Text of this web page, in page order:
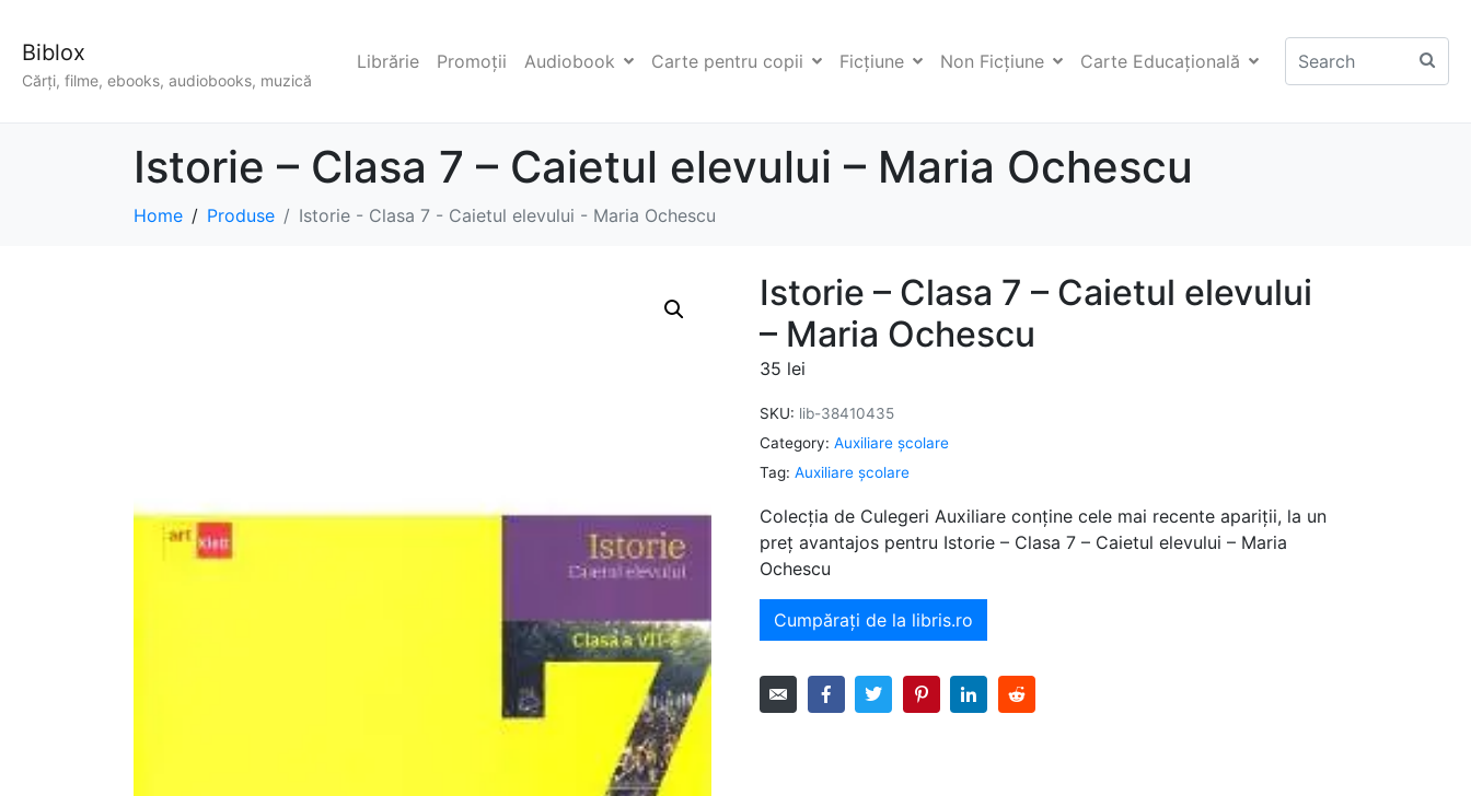
Biblox
Cărți, filme, ebooks, audiobooks, muzică
Librărie Promoții Audiobook Carte pentru copii Ficţiune Non Ficţiune Carte Educaţională
Istorie – Clasa 7 – Caietul elevului – Maria Ochescu
Home Produse Istorie - Clasa 7 - Caietul elevului - Maria Ochescu
Istorie – Clasa 7 – Caietul elevului
– Maria Ochescu
35 lei
SKU: lib-38410435
Category: Auxiliare şcolare
Tag: Auxiliare şcolare
Colecția de Culegeri Auxiliare conține cele mai recente apariții, la un
preț avantajos pentru Istorie – Clasa 7 – Caietul elevului – Maria
Ochescu
Cumpărați de la libris.ro